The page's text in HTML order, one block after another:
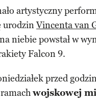
artystyczny
urodzinVincenta van
niebie powstał w
Falcon 9.
przed
wojskowej